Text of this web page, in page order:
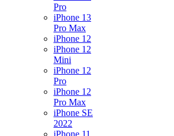
Pro
iPhone 13
Pro Max
iPhone 12
iPhone 12
Mini
iPhone 12
Pro
iPhone 12
Pro Max
iPhone SE
2022
iPhone 11